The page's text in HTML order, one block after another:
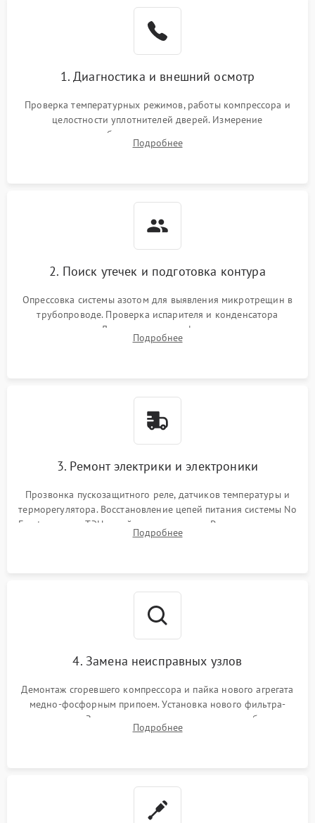
1. Диагностика и внешний осмотр
Проверка температурных режимов, работы компрессора и
целостности уплотнителей дверей. Измерение
сопротивления обмоток мотора, проверка термостата и
считывание кодов ошибок с электронного дисплея.
Подробнее
2. Поиск утечек и подготовка контура
Опрессовка системы азотом для выявления микротрещин в
трубопроводе. Проверка испарителя и конденсатора
течеискателем. Демонтаж старого фильтра-осушителя и
продувка капиллярной трубки для устранения засоров.
Подробнее
3. Ремонт электрики и электроники
Прозвонка пускозащитного реле, датчиков температуры и
терморегулятора. Восстановление цепей питания системы No
Frost, включая ТЭН оттайки и вентилятор. Ремонт или замена
платы управления при сбоях алгоритмов.
Подробнее
4. Замена неисправных узлов
Демонтаж сгоревшего компрессора и пайка нового агрегата
медно-фосфорным припоем. Установка нового фильтра-
осушителя. Замена изношенных вентиляторов обдува,
сломанных заслонок или поврежденных дверных петель.
Подробнее